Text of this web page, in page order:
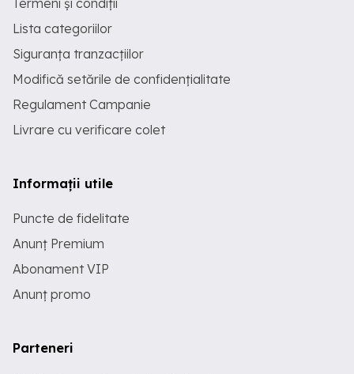
Termeni și condiții
Lista categoriilor
Siguranța tranzacțiilor
Modifică setările de confidențialitate
Regulament Campanie
Livrare cu verificare colet
Informații utile
Puncte de fidelitate
Anunț Premium
Abonament VIP
Anunț promo
Parteneri